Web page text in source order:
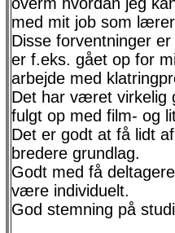
med mit job som
Disse forventninger
er f.eks. gået op for
arbejde med
Det har været virkelig
fulgt op med film- og
Det er godt at få lidt
bredere grundlag.
Godt med få
være individuelt.
God stemning på